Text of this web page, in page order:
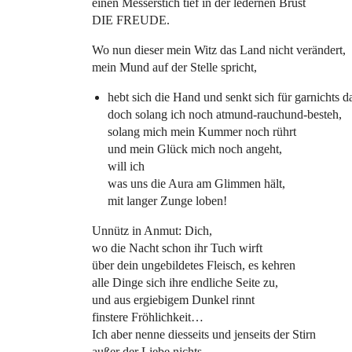
einen Messerstich tief in der ledernen Brust
DIE FREUDE.
Wo nun dieser mein Witz das Land nicht verändert,
mein Mund auf der Stelle spricht,
hebt sich die Hand und senkt sich für garnichts
doch solang ich noch atmund-rauchund-besteh,
solang mich mein Kummer noch rührt
und mein Glück mich noch angeht,
will ich
was uns die Aura am Glimmen hält,
mit langer Zunge loben!
Unnütz in Anmut: Dich,
wo die Nacht schon ihr Tuch wirft
über dein ungebildetes Fleisch, es kehren
alle Dinge sich ihre endliche Seite zu,
und aus ergiebigem Dunkel rinnt
finstere Fröhlichkeit…
Ich aber nenne diesseits und jenseits der Stirn